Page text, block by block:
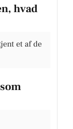
hvad
et af de